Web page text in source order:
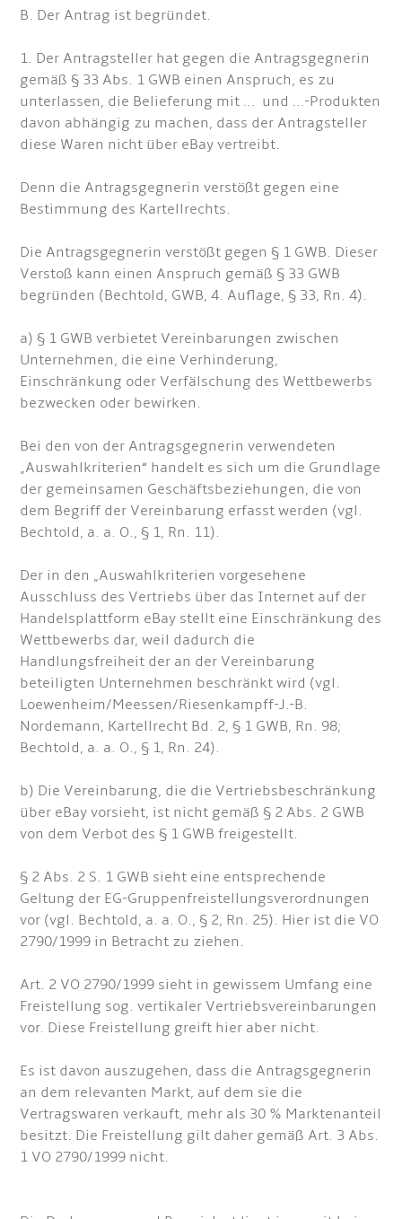
B. Der Antrag ist begründet.
1. Der Antragsteller hat gegen die Antragsgegnerin
gemäß § 33 Abs. 1 GWB einen Anspruch, es zu
unterlassen, die Belieferung mit … und …-Produkten
davon abhängig zu machen, dass der Antragsteller
diese Waren nicht über eBay vertreibt.
Denn die Antragsgegnerin verstößt gegen eine
Bestimmung des Kartellrechts.
Die Antragsgegnerin verstößt gegen § 1 GWB. Dieser
Verstoß kann einen Anspruch gemäß § 33 GWB
begründen (Bechtold, GWB, 4. Auflage, § 33, Rn. 4).
a) § 1 GWB verbietet Vereinbarungen zwischen
Unternehmen, die eine Verhinderung,
Einschränkung oder Verfälschung des Wettbewerbs
bezwecken oder bewirken.
Bei den von der Antragsgegnerin verwendeten
„Auswahlkriterien“ handelt es sich um die Grundlage
der gemeinsamen Geschäftsbeziehungen, die von
dem Begriff der Vereinbarung erfasst werden (vgl.
Bechtold, a. a. O., § 1, Rn. 11).
Der in den „Auswahlkriterien vorgesehene
Ausschluss des Vertriebs über das Internet auf der
Handelsplattform eBay stellt eine Einschränkung des
Wettbewerbs dar, weil dadurch die
Handlungsfreiheit der an der Vereinbarung
beteiligten Unternehmen beschränkt wird (vgl.
Loewenheim/Meessen/Riesenkampff-J.-B.
Nordemann, Kartellrecht Bd. 2, § 1 GWB, Rn. 98;
Bechtold, a. a. O., § 1, Rn. 24).
b) Die Vereinbarung, die die Vertriebsbeschränkung
über eBay vorsieht, ist nicht gemäß § 2 Abs. 2 GWB
von dem Verbot des § 1 GWB freigestellt.
§ 2 Abs. 2 S. 1 GWB sieht eine entsprechende
Geltung der EG-Gruppenfreistellungsverordnungen
vor (vgl. Bechtold, a. a. O., § 2, Rn. 25). Hier ist die VO
2790/1999 in Betracht zu ziehen.
Art. 2 VO 2790/1999 sieht in gewissem Umfang eine
Freistellung sog. vertikaler Vertriebsvereinbarungen
vor. Diese Freistellung greift hier aber nicht.
Es ist davon auszugehen, dass die Antragsgegnerin
an dem relevanten Markt, auf dem sie die
Vertragswaren verkauft, mehr als 30 % Marktenanteil
besitzt. Die Freistellung gilt daher gemäß Art. 3 Abs.
1 VO 2790/1999 nicht.